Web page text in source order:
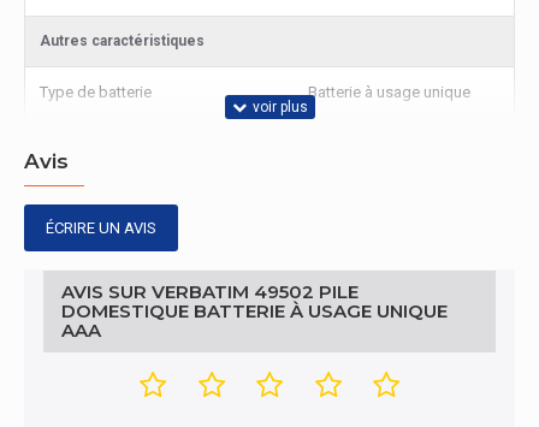
Autres caractéristiques
Type de batterie Batterie à usage unique
Avis
ÉCRIRE UN AVIS
AVIS SUR VERBATIM 49502 PILE
DOMESTIQUE BATTERIE À USAGE UNIQUE
AAA